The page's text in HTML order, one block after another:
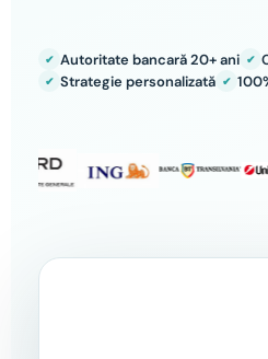
✔ Autoritate bancară 20+ ani ✔
✔ Strategie personalizată ✔